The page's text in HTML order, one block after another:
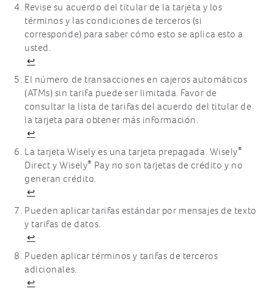
Revise su acuerdo del titular de la tarjeta y los
términos y las condiciones de terceros (si
corresponde) para saber cómo esto se aplica esto a
usted.
↩
El número de transacciones en cajeros automáticos
(ATMs) sin tarifa puede ser limitada. Favor de
consultar la lista de tarifas del acuerdo del titular de
la tarjeta para obtener más información.
↩
La tarjeta Wisely es una tarjeta prepagada. Wisely®
Direct y Wisely® Pay no son tarjetas de crédito y no
generan crédito.
↩
Pueden aplicar tarifas estándar por mensajes de texto
y tarifas de datos.
↩
Pueden aplicar términos y tarifas de terceros
adicionales.
↩